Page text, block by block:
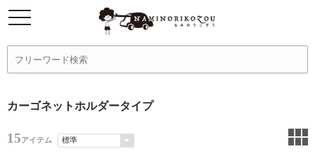
カーゴネットホルダータイプ
15アイテム